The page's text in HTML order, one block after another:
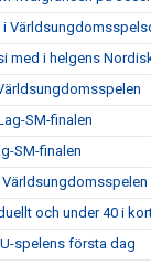
med i helgens
SM-finalen
SM-finalen
Världsungdomsspelen
och under 40 i
spelens första dag